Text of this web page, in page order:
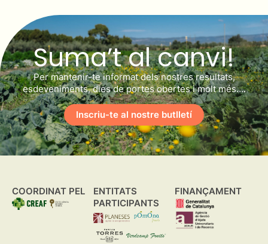
Suma’t al canvi!
Per mantenir-te informat dels nostres resultats,
esdeveniments, dies de portes obertes i molt més….
Inscriu-te al nostre butlletí
COORDINAT PEL
ENTITATS
PARTICIPANTS
FINANÇAMENT